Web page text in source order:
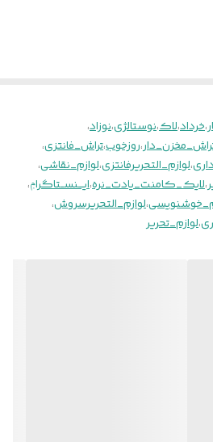
،خرداد،لاک،نوستالژی،نوزاد،
،روزخوب،تراش_فانتزی،
،لوازم_التحریرفانتزی،لوازم_نقاشی،
،لایک_کامنت_یادت_نره،ایـــنســتاگراݦ،
،لوازم_التحریرسروش،
،لوازم_تحریر